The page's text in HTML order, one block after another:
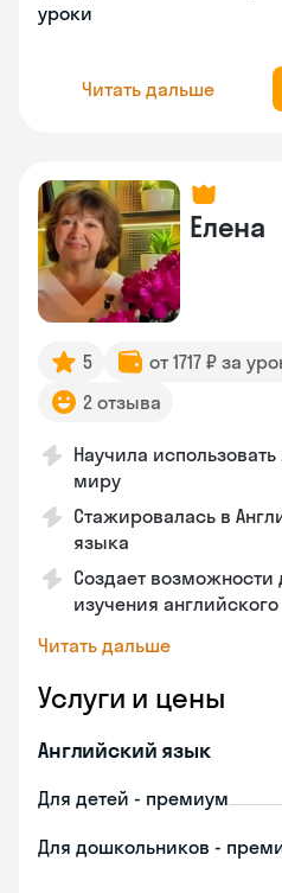
уроки
Читать дальше
Елена
5 от 1717 ₽ за
2 отзыва
Научила
миру
Стажировалась в
языка
Создает возможности
изучения английского
Читать дальше
Услуги и цены
Английский язык
Для детей - премиум
Для дошкольников -